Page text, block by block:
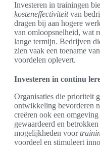
Investeren in trainingen
kosteneffectiviteitvan
dragen bij aan hogere
van omloopsnelheid, wat
lange termijn. Bedrijven
zien vaak een toename
voordelen oplevert.
Investeren in continu
Organisaties die prioriteit
ontwikkeling bevorderen
creëren ook een
gewaardeerd en
mogelijkheden voor
voordeel en stimuleert